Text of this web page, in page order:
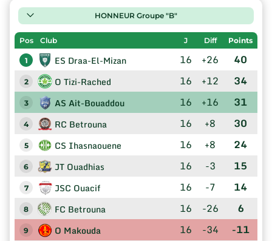
HONNEUR Groupe "B"
Pos Club J Diff Points
1 ES Draa-El-Mizan 16 +26 40
2 O Tizi-Rached 16 +12 34
3 AS Ait-Bouaddou 16 +16 31
4 RC Betrouna 16 +8 30
5 CS Ihasnaouene 16 +8 24
6 JT Ouadhias 16 -3 15
7 JSC Ouacif 16 -7 14
8 FC Betrouna 16 -26 6
9 O Makouda 16 -34 -11